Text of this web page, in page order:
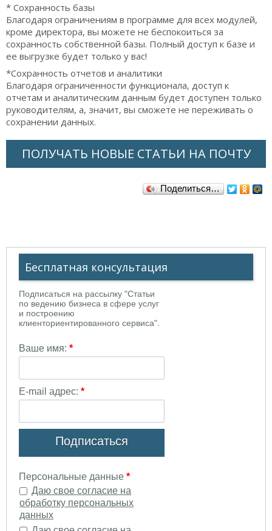
* Сохранность базы
Благодаря ограничениям в программе для всех модулей,
кроме директора, вы можете не беспокоиться за
сохранность собственной базы. Полный доступ к базе и
ее выгрузке будет только у вас!
*Сохранность отчетов и аналитики
Благодаря ограниченности функционала, доступ к
отчетам и аналитическим данным будет доступен только
руководителям, а, значит, вы сможете не переживать о
сохранении данных.
ПОЛУЧАТЬ НОВЫЕ СТАТЬИ НА ПОЧТУ
Поделиться…
Бесплатная консультация